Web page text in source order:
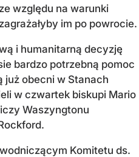
względu na warunki
im po powrocie.
i humanitarną decyzję
bardzo potrzebną pomoc
już obecni w Stanach
w czwartek biskupi Mario
Waszyngtonu
Komitetu ds.